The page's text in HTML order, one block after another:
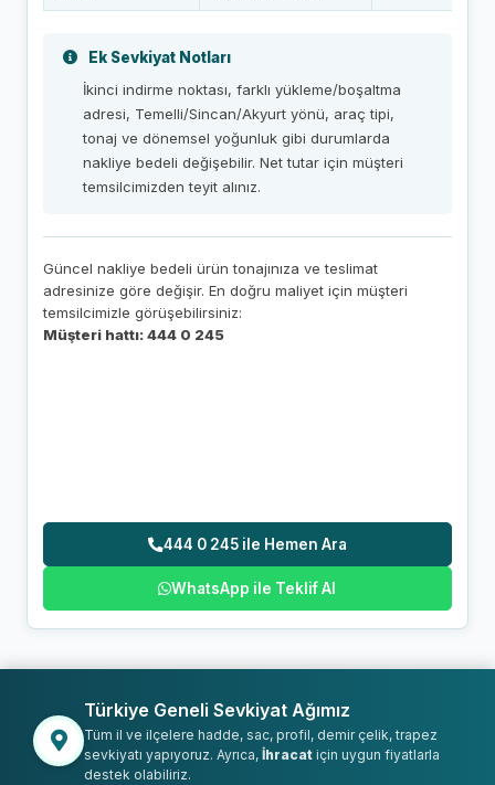
Ek Sevkiyat Notları
İkinci indirme noktası, farklı yükleme/boşaltma
adresi, Temelli/Sincan/Akyurt yönü, araç tipi,
tonaj ve dönemsel yoğunluk gibi durumlarda
nakliye bedeli değişebilir. Net tutar için müşteri
temsilcimizden teyit alınız.
Güncel nakliye bedeli ürün tonajınıza ve teslimat
adresinize göre değişir. En doğru maliyet için müşteri
temsilcimizle görüşebilirsiniz:
Müşteri hattı: 444 0 245
444 0 245 ile Hemen Ara
WhatsApp ile Teklif Al
Türkiye Geneli Sevkiyat Ağımız
Tüm il ve ilçelere hadde, sac, profil, demir çelik, trapez
sevkiyatı yapıyoruz. Ayrıca, İhracat için uygun fiyatlarla
destek olabiliriz.